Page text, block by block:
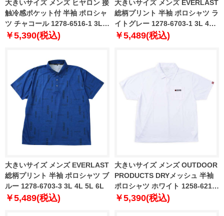
大きいサイズ メンズ ヒヤロン 接
触冷感ポケット付 半袖 ポロシャ
ツ チャコール 1278-6516-1 3L
4L 5L 6L 7L 8L
￥5,390(税込)
大きいサイズ メンズ EVERLAST
総柄プリント 半袖 ポロシャツ ラ
イトグレー 1278-6703-1 3L 4L
5L 6L
￥5,489(税込)
大きいサイズ メンズ EVERLAST
総柄プリント 半袖 ポロシャツ ブ
ルー 1278-6703-3 3L 4L 5L 6L
￥5,489(税込)
大きいサイズ メンズ OUTDOOR
PRODUCTS DRYメッシュ 半袖
ポロシャツ ホワイト 1258-6217-
1 3L 4L 5L 6L 7L 8L
￥5,390(税込)